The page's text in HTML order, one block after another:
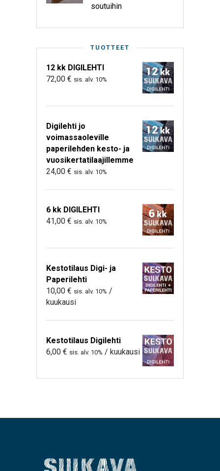
soutuihin
TUOTTEET
12 kk DIGILEHTI
72,00 € sis. alv. 10%
Digilehti jo
voimassaoleville
paperilehden kesto- ja
vuosikertatilaajillemme
24,00 € sis. alv. 10%
6 kk DIGILEHTI
41,00 € sis. alv. 10%
Kestotilaus Digi- ja
Paperilehti
10,00 € sis. alv. 10% /
kuukausi
Kestotilaus Digilehti
6,00 € sis. alv. 10% / kuukausi